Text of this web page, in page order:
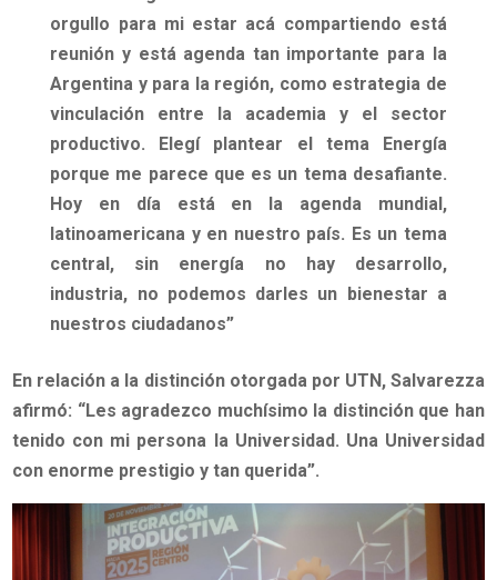
orgullo para mi estar acá compartiendo está
reunión y está agenda tan importante para la
Argentina y para la región, como estrategia de
vinculación entre la academia y el sector
productivo. Elegí plantear el tema Energía
porque me parece que es un tema desafiante.
Hoy en día está en la agenda mundial,
latinoamericana y en nuestro país. Es un tema
central, sin energía no hay desarrollo,
industria, no podemos darles un bienestar a
nuestros ciudadanos”
En relación a la distinción otorgada por UTN, Salvarezza
afirmó: “Les agradezco muchísimo la distinción que han
tenido con mi persona la Universidad. Una Universidad
con enorme prestigio y tan querida”.